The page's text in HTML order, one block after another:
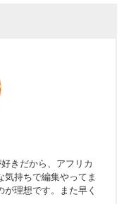
きだから、アフリカ
気持ちで編集やってま
理想です。また早く